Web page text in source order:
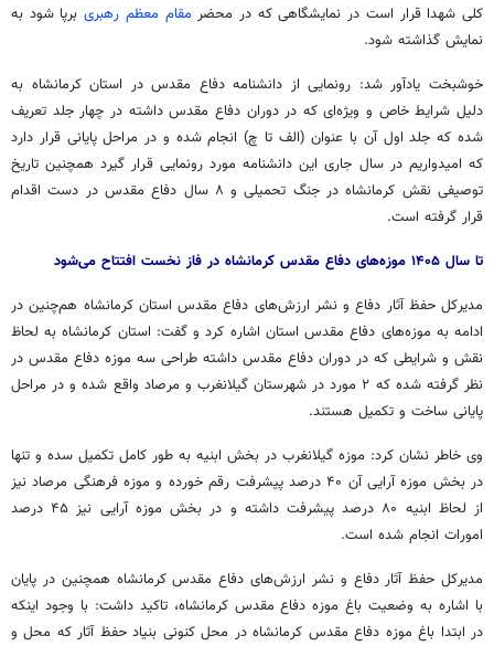
کلی شهدا قرار است در نمایشگاهی که در محضر مقام معظم رهبریبرپا شود به
نمایش گذاشته شود.
خوشبخت یادآور شد: رونمایی از دانشنامه دفاع مقدس در استان کرمانشاه به
دلیل شرایط خاص و ویژه‌ای که در دوران دفاع مقدس داشته در چهار جلد تعریف
شده که جلد اول آن با عنوان (الف تا چ) انجام شده و در مراحل پایانی قرار دارد
که امیدواریم در سال جاری این دانشنامه مورد رونمایی قرار گیرد همچنین تاریخ
توصیفی نقش کرمانشاه در جنگ تحمیلی و ۸ سال دفاع مقدس در دست اقدام
قرار گرفته است.
تا سال ۱۴۰۵ موزه‌های دفاع مقدس کرمانشاه در فاز نخست افتتاح می‌شود
مدیرکل حفظ آثار دفاع و نشر ارزش‌های دفاع مقدس استان کرمانشاه هم‌چنین در
ادامه به موزه‌های دفاع مقدس استان اشاره کرد و گفت: استان کرمانشاه به لحاظ
نقش و شرایطی که در دوران دفاع مقدس داشته طراحی سه موزه دفاع مقدس در
نظر گرفته شده که ۲ مورد در شهرستان گیلانغرب و مرصاد واقع شده و در مراحل
پایانی ساخت و تکمیل هستند.
وی خاطر نشان کرد: موزه گیلانغرب در بخش ابنیه به طور کامل تکمیل سده و تنها
در بخش موزه آرایی آن ۴۰ درصد پیشرفت رقم خورده و موزه فرهنگی مرصاد نیز
از لحاظ ابنیه ۸۰ درصد پیشرفت داشته و در بخش موزه آرایی نیز ۴۵ درصد
امورات انجام شده است.
مدیرکل حفظ آثار دفاع و نشر ارزش‌های دفاع مقدس کرمانشاه همچنین در پایان
با اشاره به وضعیت باغ موزه دفاع مقدس کرمانشاه، تاکید داشت: با وجود اینکه
در ابتدا باغ موزه دفاع مقدس کرمانشاه در محل کنونی بنیاد حفظ آثار که محل و